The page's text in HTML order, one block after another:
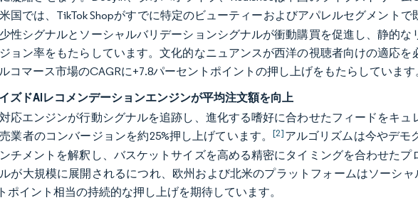
米国では、TikTok Shopがすでに特定のビューティーおよびアパレルセグメント
性シグナルとソーシャルバリデーションシグナルが衝動購買を促進し、静的な
ョン率をもたらしています。文化的なニュアンスが西洋の視聴者向けの適応
コマース市場のCAGRに+7.8パーセントポイントの押し上げをもたらしています
ズドAIレコメンデーションエンジンが平均注文額を向上
応エンジンが行動シグナルを追跡し、進化する嗜好に合わせたフィードをキュ
業者のコンバージョンを約25%押し上げています。[2]アルゴリズムは今やデモ
チメントを解釈し、バスケットサイズを高める精密にタイミングを合わせた
が大規模に展開されるにつれ、欧州および北米のプラットフォームはソーシ
ポイント相当の持続的な押し上げを期待しています。